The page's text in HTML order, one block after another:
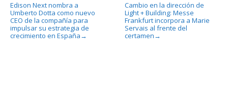
Edison Next nombra a
Umberto Dotta como nuevo
CEO de la compañía para
impulsar su estrategia de
crecimiento en España →
Cambio en la dirección de
Light + Building: Messe
Frankfurt incorpora a Marie
Servais al frente del
certamen →